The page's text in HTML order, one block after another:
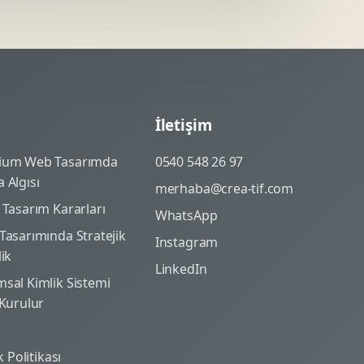
Web Tasarımda
Kararları
Stratejik
Kimlik Sistemi
Politikası
İletişim
0540 548 26 97
merhaba@crea-tif.com
WhatsApp
Instagram
LinkedIn